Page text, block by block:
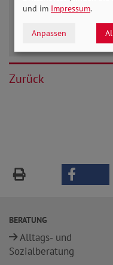
etwas bewegen
glücklich macht!"
Zurück
BERATUNG
Alltags- und
Sozialberatung
und im Impressum.
Anpassen